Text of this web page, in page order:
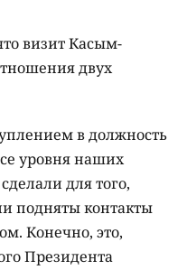
визит Касым-
двух
в должность
уровня наших
для того,
подняты контакты
Конечно, это,
Президента